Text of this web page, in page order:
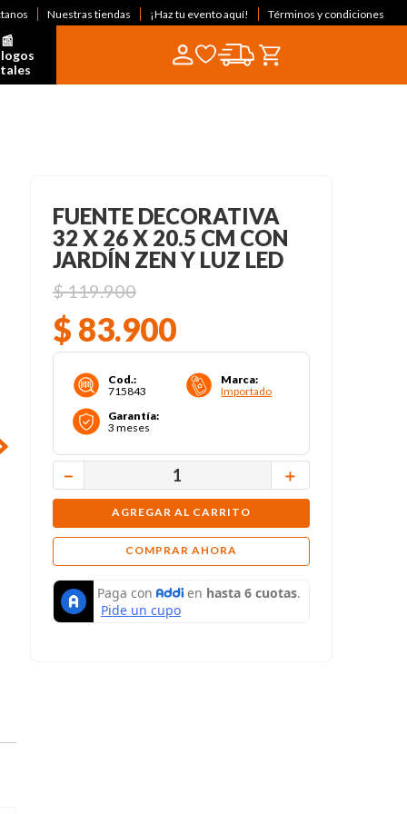
Nuestras tiendas ¡Haz tu evento aquí! Términos y condiciones
FUENTE DECORATIVA
32 X 26 X 20.5 CM CON
JARDÍN ZEN Y LUZ LED
$119.900
$ 83.900
Cod.:
715843
Marca:
Importado
Garantía:
3 meses
＋
－
AGREGAR AL CARRITO
COMPRAR AHORA